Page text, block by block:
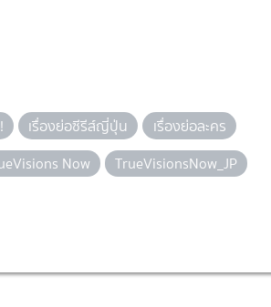
เรื่องย่อซีรีส์ญี่ปุ่น
เรื่องย่อละคร
Now
TrueVisionsNow_JP